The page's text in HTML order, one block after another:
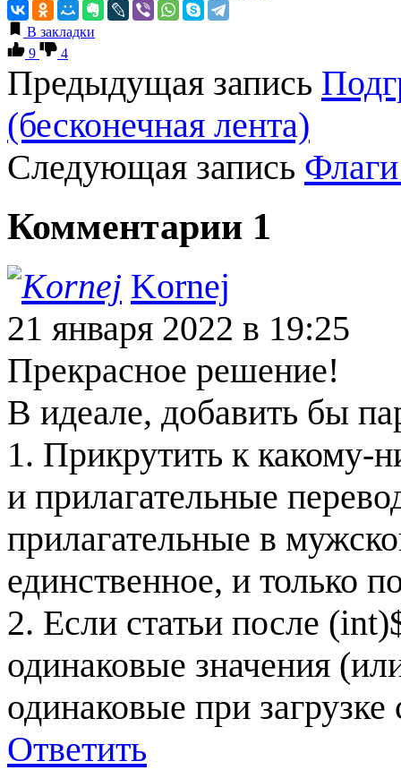
В закладки
9
4
Предыдущая запись
(бесконечная лента)
Следующая запись
Комментарии 1
Kornej
21 января 2022 в 19:25
Прекрасное решение!
В идеале, добавить бы
1. Прикрутить к какому-
и прилагательные
прилагательные в
единственное, и только
2. Если статьи после
одинаковые значения
одинаковые при
Ответить